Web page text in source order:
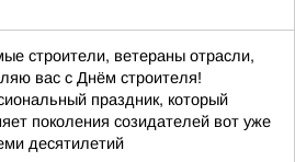
строители, ветераны отрасли,
вас с Днём строителя!
праздник, который
поколения созидателей вот уже
десятилетий